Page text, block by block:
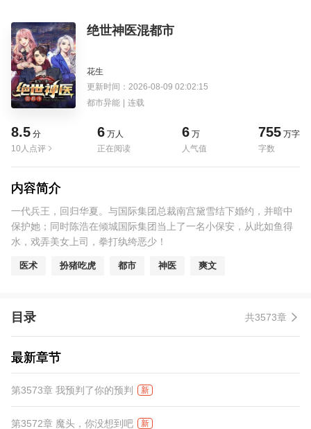
绝世神医混都市
花生
更新时间：2026-08-09 02:02:15
都市异能 | 连载
8.5 分
10人点评
6 万人
正在阅读
6 万
人气值
755 万字
字数
内容简介
一代兵王，回归华夏。与国际集团总裁南宫黛雪结下婚约，并暗中
保护她；同时陈浩在倾城国际集团当上了一名小保安，从此如鱼得
水，戏弄美女上司，拳打纨绔恶少！
医术 扮猪吃虎 都市 神医 爽文
目录 共3573章
最新章节
第3573章 我预判了你的预判 新
第3572章 魔头，你没想到吧 新